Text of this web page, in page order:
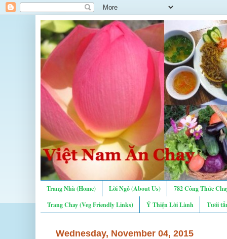
Trang Nhà (Home) Lời Ngỏ (About Us)
782 Công Thức
Trang Chay (Veg Friendly Links)
Ý Thiện Lời Lành Tưới
Wednesday, November 04, 2015